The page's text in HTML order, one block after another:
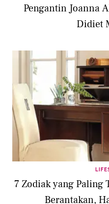
Pengantin Joanna
Didiet
7 Zodiak yang Paling
Berantakan,